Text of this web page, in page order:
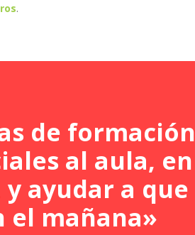
.
de formación
al aula, en
ayudar a que
el mañana»